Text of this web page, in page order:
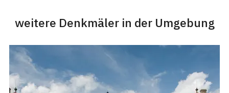
weitere Denkmäler in der Umgebung